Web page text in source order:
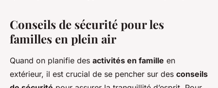
Conseils de sécurité pour les
familles en plein air
Quand on planifie des activités en famille en
extérieur, il est crucial de se pencher sur des conseils